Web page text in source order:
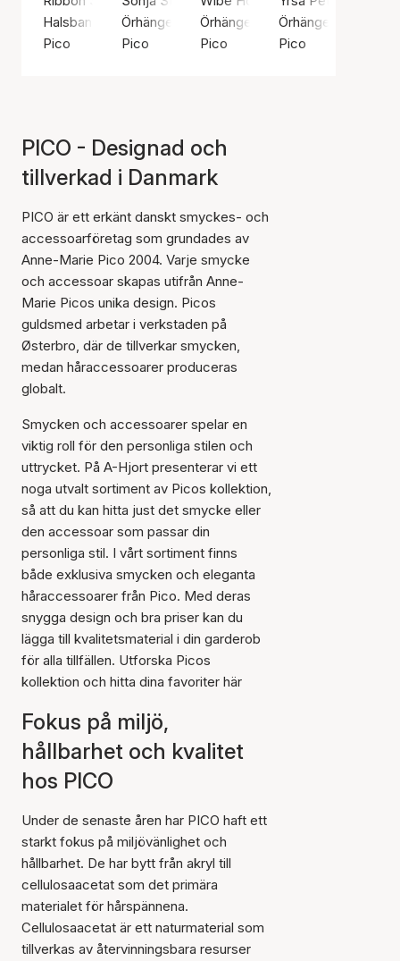
Halsband, Silverfärg / Silverpläterad mässing
Pico
Örhängen, Guldfärg / Guldpläterat
Pico
Örhängen, Silverfärg / Silver
Pico
Örhängen,
Pico
PICO - Designad och
tillverkad i Danmark
PICO är ett erkänt danskt smyckes- och
accessoarföretag som grundades av
Anne-Marie Pico 2004. Varje smycke
och accessoar skapas utifrån Anne-
Marie Picos unika design. Picos
guldsmed arbetar i verkstaden på
Østerbro, där de tillverkar smycken,
medan håraccessoarer produceras
globalt.
Smycken och accessoarer spelar en
viktig roll för den personliga stilen och
uttrycket. På A-Hjort presenterar vi ett
noga utvalt sortiment av Picos kollektion,
så att du kan hitta just det smycke eller
den accessoar som passar din
personliga stil. I vårt sortiment finns
både exklusiva smycken och eleganta
håraccessoarer från Pico. Med deras
snygga design och bra priser kan du
lägga till kvalitetsmaterial i din garderob
för alla tillfällen. Utforska Picos
kollektion och hitta dina favoriter här
Fokus på miljö,
hållbarhet och kvalitet
hos PICO
Under de senaste åren har PICO haft ett
starkt fokus på miljövänlighet och
hållbarhet. De har bytt från akryl till
cellulosaacetat som det primära
materialet för hårspännena.
Cellulosaacetat är ett naturmaterial som
tillverkas av återvinningsbara resurser